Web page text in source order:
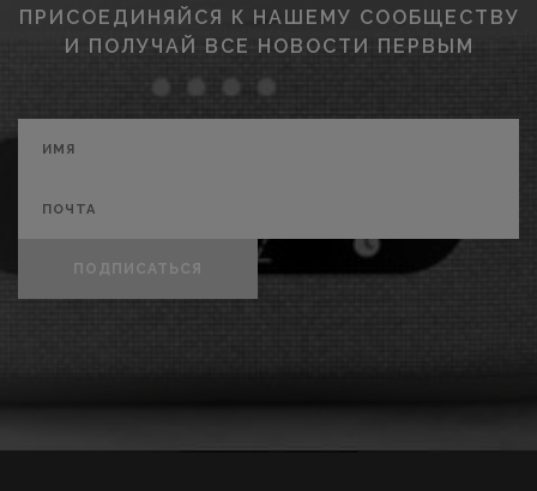
ПРИСОЕДИНЯЙСЯ К НАШЕМУ СООБЩЕСТВУ
И ПОЛУЧАЙ ВСЕ НОВОСТИ ПЕРВЫМ
ПОДПИСАТЬСЯ